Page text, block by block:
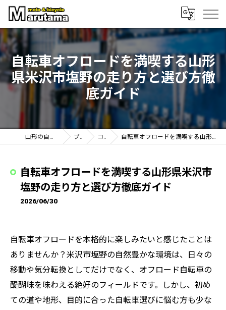
自転車オフロードを満喫する山形
県米沢市塩野の走り方と選び方徹
底ガイド
山形の自転車なら丸玉輪店 ブログ コラム 自転車オフロードを満喫する山形県米沢市塩野の走り方と選び方徹底ガイド
自転車オフロードを満喫する山形県米沢市
塩野の走り方と選び方徹底ガイド
2026/06/30
自転車オフロードを本格的に楽しみたいと感じたことは
ありませんか？米沢市塩野の自然豊かな環境は、日々の
移動や気分転換としてだけでなく、オフロード自転車の
醍醐味を味わえる絶好のフィールドです。しかし、初め
ての道や地形、目的に合った自転車選びに悩む方も少な